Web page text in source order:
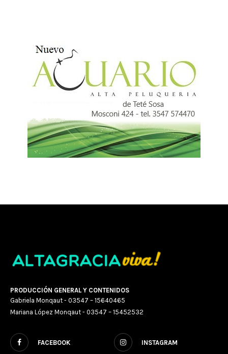
PRODUCCIÓN GENERAL Y CONTENIDOS
Gabriela Monqaut - 03547 – 15640465
Mariana López Monqaut - 03547 – 15452532
FACEBOOK INSTAGRAM